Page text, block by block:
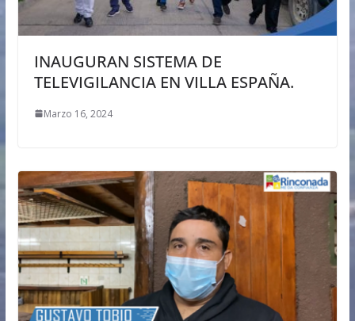
INAUGURAN SISTEMA DE
TELEVIGILANCIA EN VILLA ESPAÑA.
Marzo 16, 2024